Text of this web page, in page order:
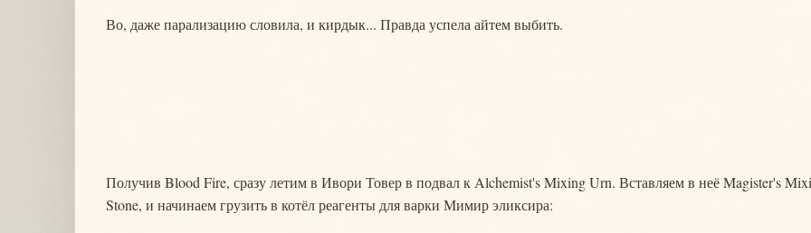
Во, даже парализацию словила, и кирдык... Правда успела айтем выбить.
Получив Blood Fire, сразу летим в Ивори Товер в подвал к Alchemist's Mixing Urn. Вставляем в неё Magister's
Stone, и начинаем грузить в котёл реагенты для варки Мимир эликсира: